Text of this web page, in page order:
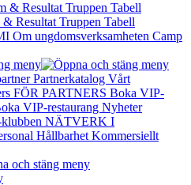
& Resultat Truppen Tabell
& Resultat Truppen Tabell
Om ungdomsverksamheten Camp
Partnerkatalog Vårt
FÖR PARTNERS Boka VIP-
VIP-restaurang Nyheter
NÄTVERK I
Hållbarhet Kommersiellt